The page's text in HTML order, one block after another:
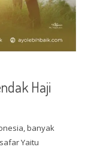
Haji
banyak
Yaitu